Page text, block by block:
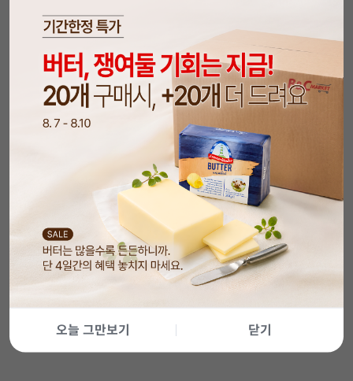
오늘 그만보기 닫기